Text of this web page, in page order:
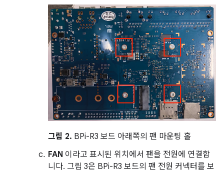
그림 2. BPi-R3 보드 아래쪽의 팬 마운팅 홀
FAN 이라고 표시된 위치에서 팬을 전원에 연결합
니다. 그림 3은 BPi-R3 보드의 팬 전원 커넥터를 보